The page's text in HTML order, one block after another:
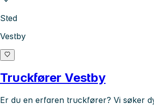
Sted
Vestby
Truckfører Vestby
Er du en erfaren truckfører? Vi søker